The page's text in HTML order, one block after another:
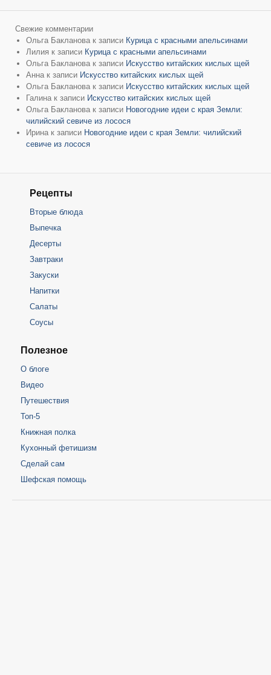
Свежие комментарии
Ольга Бакланова к записи Курица с красными апельсинами
Лилия к записи Курица с красными апельсинами
Ольга Бакланова к записи Искусство китайских кислых щей
Анна к записи Искусство китайских кислых щей
Ольга Бакланова к записи Искусство китайских кислых щей
Галина к записи Искусство китайских кислых щей
Ольга Бакланова к записи Новогодние идеи с края Земли:
чилийский севиче из лосося
Ирина к записи Новогодние идеи с края Земли: чилийский
севиче из лосося
Рецепты
Вторые блюда
Выпечка
Десерты
Завтраки
Закуски
Напитки
Салаты
Соусы
Полезное
О блоге
Видео
Путешествия
Топ-5
Книжная полка
Кухонный фетишизм
Сделай сам
Шефская помощь